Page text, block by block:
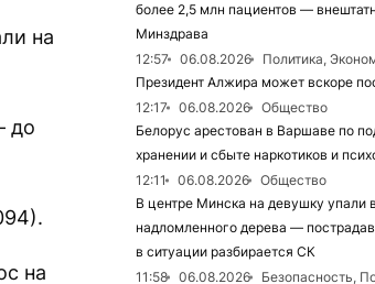
на
до
на
более 2,5 млн пациентов —
Минздрава
12:57
06.08.2026
Политика,
Президент Алжира может вскоре
12:17
06.08.2026
Общество
Белорус арестован в Варшаве по
хранении и сбыте наркотиков и
12:11
06.08.2026
Общество
В центре Минска на девушку упали
надломленного дерева —
в ситуации разбирается СК
11:58
06.08.2026
Безопасность,